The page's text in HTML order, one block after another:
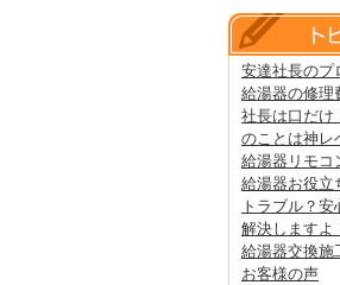
安達社長のプ
給湯器の修理
社長は口だけ
のことは神レ
給湯器リモコ
給湯器お役立
トラブル？安
解決しますよ
給湯器交換施
お客様の声